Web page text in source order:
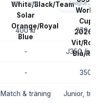
Ball - Whit
League J350
400 kr 279 kr
- J350
- 350
Match & träning Junior,